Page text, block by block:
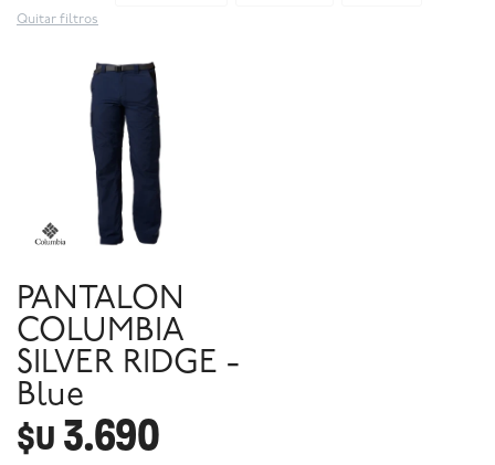
Quitar filtros
PANTALON
COLUMBIA
SILVER RIDGE -
Blue
$U 3.690